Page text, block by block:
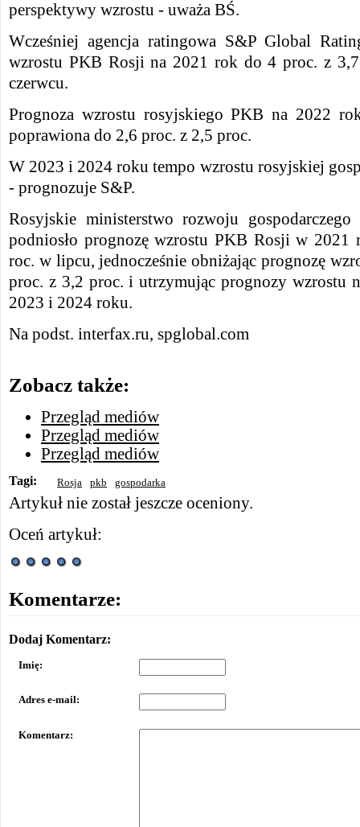
perspektywy wzrostu - uważa BŚ.
Wcześniej agencja ratingowa S&P Global
wzrostu PKB Rosji na 2021 rok do 4 proc. z
czerwcu.
Prognoza wzrostu rosyjskiego PKB na 2022
poprawiona do 2,6 proc. z 2,5 proc.
W 2023 i 2024 roku tempo wzrostu rosyjskiej
- prognozuje S&P.
Rosyjskie ministerstwo rozwoju
podniosło prognozę wzrostu PKB Rosji w
roc. w lipcu, jednocześnie obniżając prognozę
proc. z 3,2 proc. i utrzymując prognozy wzrostu
2023 i 2024 roku.
Na podst. interfax.ru, spglobal.com
Zobacz także:
Przegląd mediów
Przegląd mediów
Przegląd mediów
Tagi: Rosja pkb gospodarka
Artykuł nie został jeszcze oceniony.
Oceń artykuł:
Komentarze:
Dodaj Komentarz:
Imię:
Adres e-mail:
Komentarz: